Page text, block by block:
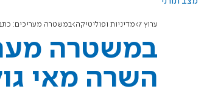
ערוץ 7 מדיניות ופוליטיקה במשטרה מעריכים: כתב
במשטרה
השרה מאי